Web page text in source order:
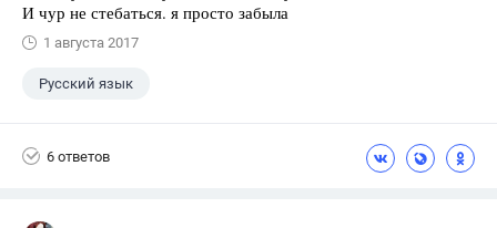
И чур не стебаться. я просто забыла
1 августа 2017
Русский язык
6 ответов